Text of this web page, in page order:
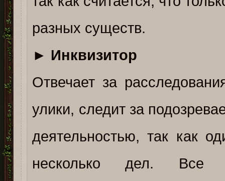
разных существ.
► Инквизитор
Отвечает за
улики, следит за
деятельностью, так как
несколько дел. Все